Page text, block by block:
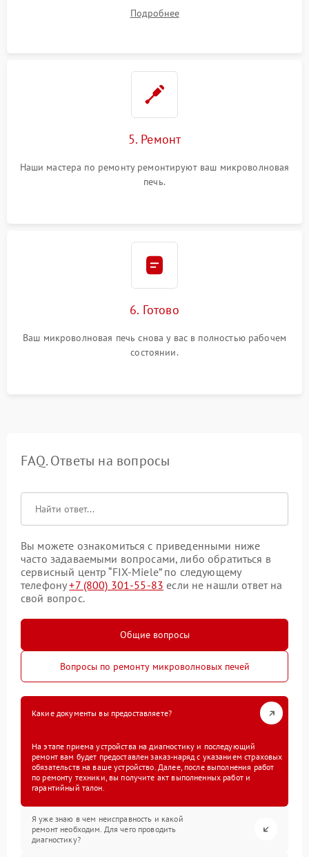
Подробнее
5. Ремонт
Наши мастера по ремонту ремонтируют ваш микроволновая
печь.
6. Готово
Ваш микроволновая печь снова у вас в полностью рабочем
состоянии.
FAQ. Ответы на вопросы
Вы можете ознакомиться с приведенными ниже
часто задаваемыми вопросами, либо обратиться в
сервисный центр “FIX-Miele” по следующему
телефону+7 (800) 301-55-83 если не нашли ответ на
свой вопрос.
Общие вопросы
Вопросы по ремонту микроволновых печей
Какие документы вы предоставляете?
На этапе приема устройства на диагностику и последующий
ремонт вам будет предоставлен заказ-наряд с указанием страховых
обязательств на ваше устройство. Далее, после выполнения работ
по ремонту техники, вы получите акт выполненных работ и
гарантийный талон.
Я уже знаю в чем неисправность и какой
ремонт необходим. Для чего проводить
диагностику?